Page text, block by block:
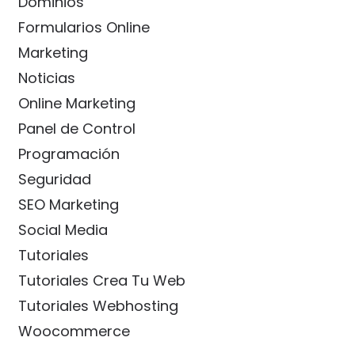
Formularios Online
Marketing
Noticias
Online Marketing
Panel de Control
Programación
Seguridad
SEO Marketing
Social Media
Tutoriales
Tutoriales Crea Tu Web
Tutoriales Webhosting
Woocommerce